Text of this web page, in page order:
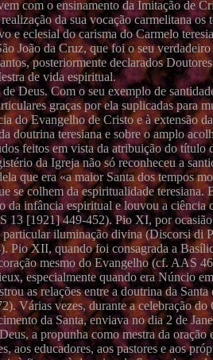
com o ensinamento da Imitação de
da sua vocação carmelitana os
e eclesial do carisma do Carmelo
João da Cruz, que foi o seu
posteriormente declarados
de vida espiritual.
Deus. Com o seu exemplo de
graças por ela suplicadas para
do Evangelho de Cristo e à extensão
doutrina teresiana e sobre o amplo
feitos em vista da atribuição do título
da Igreja não só reconheceu a
que era «a maior Santa dos tempos
se colhem da espiritualidade teresiana.
infância espiritual e louvou a ciência
13 [1921] 449-452). Pio XI, por
particular iluminação divina (Discorsi
Pio XII, quando foi consagrada a
mesmo do Evangelho (cf. AAS
especialmente quando era Núncio
as relações entre a doutrina da
Várias vezes, durante a celebração
da Santa, enviava no dia 2 de
a propunha como mestra da oração
aos educadores, aos pastores e aos